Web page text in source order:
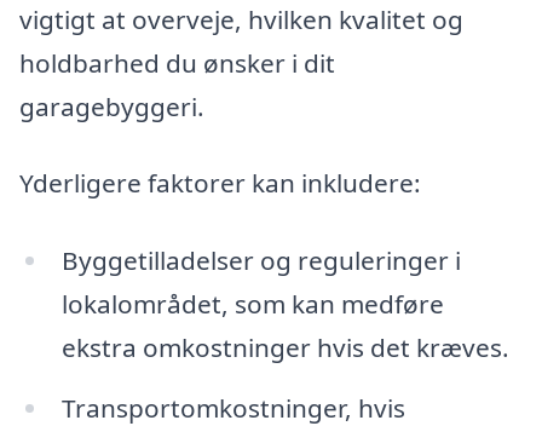
vigtigt at overveje, hvilken kvalitet og
holdbarhed du ønsker i dit
garagebyggeri.
Yderligere faktorer kan inkludere:
Byggetilladelser og reguleringer i
lokalområdet, som kan medføre
ekstra omkostninger hvis det kræves.
Transportomkostninger, hvis